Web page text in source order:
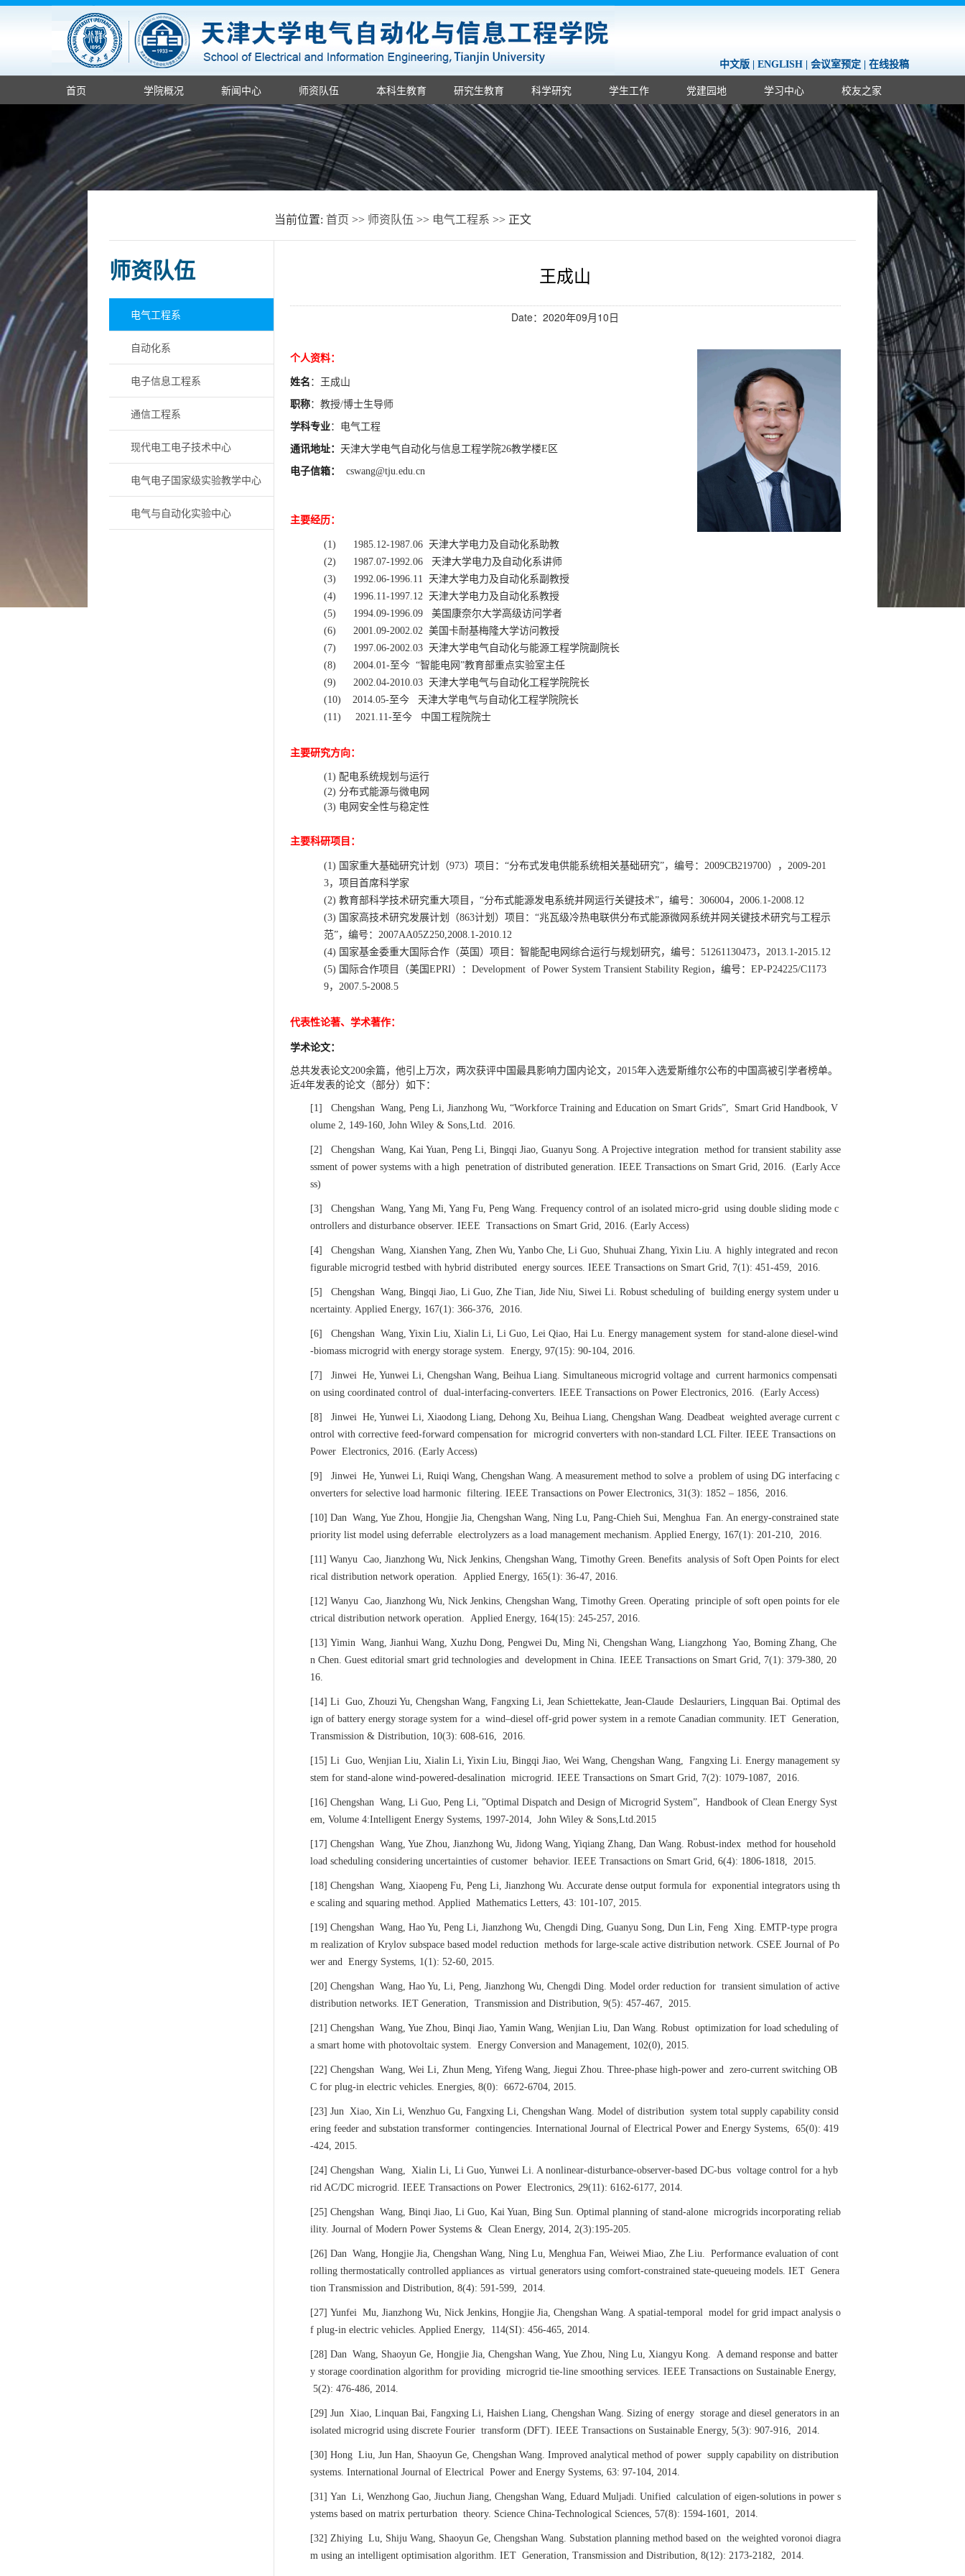
中文版 ENGLISH 会议室预定 在线投稿
首页 学院概况 新闻中心 师资队伍 本科生教育 研究生教育 科学研究 学生工作 党建园地 学习中心 校友之家
当前位置: 首页 >> 师资队伍 >> 电气工程系 >> 正文
师资队伍
电气工程系
自动化系
电子信息工程系
通信工程系
现代电工电子技术中心
电气电子国家级实验教学中心
电气与自动化实验中心
王成山
Date：2020年09月10日
个人资料：
姓名 ：王成山
职称：教授/博士生导师
学科专业：电气工程
通讯地址： 天津大学电气自动化与信息工程学院26教学楼E 区
电子信箱： cswang@tju.edu.cn
主要经历：
(1) 1985.12-1987.06
天津大学电力及自动化系助教
(2)
1987.07-1992.06
天津大学电力及自动化系讲师
(3)
1992.06-1996.11
天津大学电力及自动化系副教授
(4)
1996.11-1997.12
天津大学电力及自动化系教授
(5)
1994.09-1996.09
美国康奈尔大学高级访问学者
(6)
2001.09-2002.02 美国卡耐基梅隆大学访问教授
(7)
1997.06-2002.03
天津大学电气自动化与能源工程学院副院长
(8)
2004.01-至今 “智能电网”教育部重点实验室主任
(9)
2002.04-2010.03
天津大学电气与自动化工程学院院长
(10) 2014.05-至今
天津大学电气与自动化工程学院院长
(11) 2021.11-至今 中国工程院院士
主要研究方向：
(1) 配电系统规划与运行
(2) 分布式能源与微电网
(3) 电网安全性与稳定性
主要科研项目：
(1) 国家重大基础研究计划（973）项目：“分布式发电供能系统相关基础研究”，编号： 2009CB219700）， 2009-201
3，项目首席科学家
(2) 教育部科学技术研究重大项目，“分布式能源发电系统并网运行关键技术”，编号： 306004， 2006.1-2008.12
(3) 国家高技术研究发展计划（863计划）项目：“兆瓦级冷热电联供分布式能源微网系统并网关键技术研究与工程示
范”，编号： 2007AA05Z250,2008.1-2010.12
(4) 国家基金委重大国际合作（英国）项目：智能配电网综合运行与规划研究，编号： 51261130473， 2013.1-2015.12
(5) 国际合作项目（美国 EPRI）： Development of Power System Transient Stability Region，编号： EP-P24225/C1173
9， 2007.5-2008.5
代表性论著、学术著作：
学术论文：
总共发表论文200余篇，他引上万次，两次获评中国最具影响力国内论文， 2015年入选爱斯维尔公布的中国高被引学者榜单。
近4年发表的论文（部分）如下：
[1]
Chengshan Wang, Peng Li, Jianzhong Wu, “Workforce Training and Education on Smart Grids”, Smart Grid Handbook, V
olume 2, 149-160, John Wiley & Sons,Ltd. 2016.
[2]
Chengshan Wang, Kai Yuan, Peng Li, Bingqi Jiao, Guanyu Song. A Projective integration method for transient stability asse
ssment of power systems with a high penetration of distributed generation. IEEE Transactions on Smart Grid, 2016. (Early Acce
ss)
[3]
Chengshan Wang, Yang Mi, Yang Fu, Peng Wang. Frequency control of an isolated micro-grid using double sliding mode c
ontrollers and disturbance observer. IEEE Transactions on Smart Grid, 2016. (Early Access)
[4]
Chengshan Wang, Xianshen Yang, Zhen Wu, Yanbo Che, Li Guo, Shuhuai Zhang, Yixin Liu. A highly integrated and recon
figurable microgrid testbed with hybrid distributed energy sources. IEEE Transactions on Smart Grid, 7(1): 451-459, 2016.
[5]
Chengshan Wang, Bingqi Jiao, Li Guo, Zhe Tian, Jide Niu, Siwei Li. Robust scheduling of building energy system under u
ncertainty. Applied Energy, 167(1): 366-376, 2016.
[6]
Chengshan Wang, Yixin Liu, Xialin Li, Li Guo, Lei Qiao, Hai Lu. Energy management system for stand-alone diesel-wind
-biomass microgrid with energy storage system. Energy, 97(15): 90-104, 2016.
[7]
Jinwei He, Yunwei Li, Chengshan Wang, Beihua Liang. Simultaneous microgrid voltage and current harmonics compensati
on using coordinated control of dual-interfacing-converters. IEEE Transactions on Power Electronics, 2016. (Early Access)
[8]
Jinwei He, Yunwei Li, Xiaodong Liang, Dehong Xu, Beihua Liang, Chengshan Wang. Deadbeat weighted average current c
ontrol with corrective feed-forward compensation for microgrid converters with non-standard LCL Filter. IEEE Transactions on
Power Electronics, 2016. (Early Access)
[9]
Jinwei He, Yunwei Li, Ruiqi Wang, Chengshan Wang. A measurement method to solve a problem of using DG interfacing c
onverters for selective load harmonic filtering. IEEE Transactions on Power Electronics, 31(3): 1852 – 1856, 2016.
[10] Dan Wang, Yue Zhou, Hongjie Jia, Chengshan Wang, Ning Lu, Pang-Chieh Sui, Menghua Fan. An energy-constrained state
priority list model using deferrable electrolyzers as a load management mechanism. Applied Energy, 167(1): 201-210, 2016.
[11] Wanyu Cao, Jianzhong Wu, Nick Jenkins, Chengshan Wang, Timothy Green. Benefits analysis of Soft Open Points for elect
rical distribution network operation. Applied Energy, 165(1): 36-47, 2016.
[12] Wanyu Cao, Jianzhong Wu, Nick Jenkins, Chengshan Wang, Timothy Green. Operating principle of soft open points for ele
ctrical distribution network operation. Applied Energy, 164(15): 245-257, 2016.
[13] Yimin Wang, Jianhui Wang, Xuzhu Dong, Pengwei Du, Ming Ni, Chengshan Wang, Liangzhong Yao, Boming Zhang, Che
n Chen. Guest editorial smart grid technologies and development in China. IEEE Transactions on Smart Grid, 7(1): 379-380, 20
16.
[14] Li Guo, Zhouzi Yu, Chengshan Wang, Fangxing Li, Jean Schiettekatte, Jean-Claude Deslauriers, Lingquan Bai. Optimal des
ign of battery energy storage system for a wind–diesel off-grid power system in a remote Canadian community. IET Generation,
Transmission & Distribution, 10(3): 608-616, 2016.
[15] Li Guo, Wenjian Liu, Xialin Li, Yixin Liu, Bingqi Jiao, Wei Wang, Chengshan Wang, Fangxing Li. Energy management sy
stem for stand-alone wind-powered-desalination microgrid. IEEE Transactions on Smart Grid, 7(2): 1079-1087, 2016.
[16] Chengshan Wang, Li Guo, Peng Li, ”Optimal Dispatch and Design of Microgrid System”, Handbook of Clean Energy Syst
em, Volume 4:Intelligent Energy Systems, 1997-2014, John Wiley & Sons,Ltd.2015
[17] Chengshan Wang, Yue Zhou, Jianzhong Wu, Jidong Wang, Yiqiang Zhang, Dan Wang. Robust-index method for household
load scheduling considering uncertainties of customer behavior. IEEE Transactions on Smart Grid, 6(4): 1806-1818, 2015.
[18] Chengshan Wang, Xiaopeng Fu, Peng Li, Jianzhong Wu. Accurate dense output formula for exponential integrators using th
e scaling and squaring method. Applied Mathematics Letters, 43: 101-107, 2015.
[19] Chengshan Wang, Hao Yu, Peng Li, Jianzhong Wu, Chengdi Ding, Guanyu Song, Dun Lin, Feng Xing. EMTP-type progra
m realization of Krylov subspace based model reduction methods for large-scale active distribution network. CSEE Journal of Po
wer and Energy Systems, 1(1): 52-60, 2015.
[20] Chengshan Wang, Hao Yu, Li, Peng, Jianzhong Wu, Chengdi Ding. Model order reduction for transient simulation of active
distribution networks. IET Generation, Transmission and Distribution, 9(5): 457-467, 2015.
[21] Chengshan Wang, Yue Zhou, Binqi Jiao, Yamin Wang, Wenjian Liu, Dan Wang. Robust optimization for load scheduling of
a smart home with photovoltaic system. Energy Conversion and Management, 102(0), 2015.
[22] Chengshan Wang, Wei Li, Zhun Meng, Yifeng Wang, Jiegui Zhou. Three-phase high-power and zero-current switching OB
C for plug-in electric vehicles. Energies, 8(0): 6672-6704, 2015.
[23] Jun Xiao, Xin Li, Wenzhuo Gu, Fangxing Li, Chengshan Wang. Model of distribution system total supply capability consid
ering feeder and substation transformer contingencies. International Journal of Electrical Power and Energy Systems, 65(0): 419
-424, 2015.
[24] Chengshan Wang, Xialin Li, Li Guo, Yunwei Li. A nonlinear-disturbance-observer-based DC-bus voltage control for a hyb
rid AC/DC microgrid. IEEE Transactions on Power Electronics, 29(11): 6162-6177, 2014.
[25] Chengshan Wang, Binqi Jiao, Li Guo, Kai Yuan, Bing Sun. Optimal planning of stand-alone microgrids incorporating reliab
ility. Journal of Modern Power Systems & Clean Energy, 2014, 2(3):195-205.
[26] Dan Wang, Hongjie Jia, Chengshan Wang, Ning Lu, Menghua Fan, Weiwei Miao, Zhe Liu. Performance evaluation of cont
rolling thermostatically controlled appliances as virtual generators using comfort-constrained state-queueing models. IET Genera
tion Transmission and Distribution, 8(4): 591-599, 2014.
[27] Yunfei Mu, Jianzhong Wu, Nick Jenkins, Hongjie Jia, Chengshan Wang. A spatial-temporal model for grid impact analysis o
f plug-in electric vehicles. Applied Energy, 114(SI): 456-465, 2014.
[28] Dan Wang, Shaoyun Ge, Hongjie Jia, Chengshan Wang, Yue Zhou, Ning Lu, Xiangyu Kong. A demand response and batter
y storage coordination algorithm for providing microgrid tie-line smoothing services. IEEE Transactions on Sustainable Energy,
5(2): 476-486, 2014.
[29] Jun Xiao, Linquan Bai, Fangxing Li, Haishen Liang, Chengshan Wang. Sizing of energy storage and diesel generators in an
isolated microgrid using discrete Fourier transform (DFT). IEEE Transactions on Sustainable Energy, 5(3): 907-916, 2014.
[30] Hong Liu, Jun Han, Shaoyun Ge, Chengshan Wang. Improved analytical method of power supply capability on distribution
systems. International Journal of Electrical Power and Energy Systems, 63: 97-104, 2014.
[31] Yan Li, Wenzhong Gao, Jiuchun Jiang, Chengshan Wang, Eduard Muljadi. Unified calculation of eigen-solutions in power s
ystems based on matrix perturbation theory. Science China-Technological Sciences, 57(8): 1594-1601, 2014.
[32] Zhiying Lu, Shiju Wang, Shaoyun Ge, Chengshan Wang. Substation planning method based on the weighted voronoi diagra
m using an intelligent optimisation algorithm. IET Generation, Transmission and Distribution, 8(12): 2173-2182, 2014.